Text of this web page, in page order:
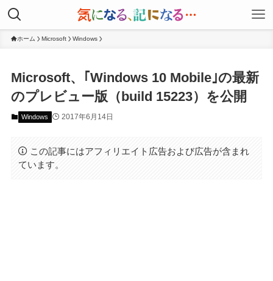
ホーム Microsoft Windows
Microsoft、｢Windows 10 Mobile｣の最新
のプレビュー版（build 15223）を公開
Windows 2017年6月14日
この記事にはアフィリエイト広告および広告が含まれ
ています。